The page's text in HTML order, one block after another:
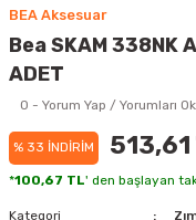
BEA Aksesuar
Bea SKAM 338NK
ADET
0 - Yorum Yap / Yorumları
% 33 İNDİRİM 513,61
*100,67 TL' den başlayan
Kategori